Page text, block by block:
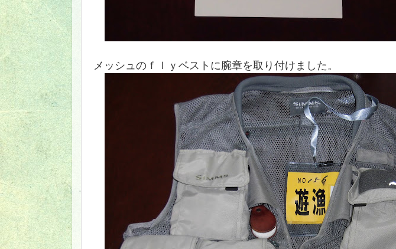
メッシュのｆｌｙベストに腕章を取り付けました。